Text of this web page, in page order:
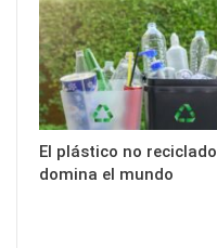
El plástico no reciclado
domina el mundo